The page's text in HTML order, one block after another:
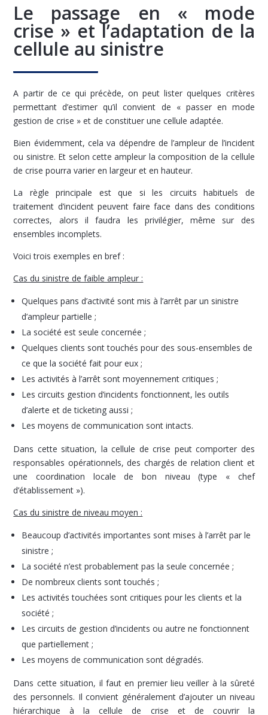
Le passage en « mode
crise » et l’adaptation de la
cellule au sinistre
A partir de ce qui précède, on peut lister quelques critères
permettant d’estimer qu’il convient de « passer en mode
gestion de crise » et de constituer une cellule adaptée.
Bien évidemment, cela va dépendre de l’ampleur de l’incident
ou sinistre. Et selon cette ampleur la composition de la cellule
de crise pourra varier en largeur et en hauteur.
La règle principale est que si les circuits habituels de
traitement d’incident peuvent faire face dans des conditions
correctes, alors il faudra les privilégier, même sur des
ensembles incomplets.
Voici trois exemples en bref :
Cas du sinistre de faible ampleur :
Quelques pans d’activité sont mis à l’arrêt par un sinistre
d’ampleur partielle ;
La société est seule concernée ;
Quelques clients sont touchés pour des sous-ensembles de
ce que la société fait pour eux ;
Les activités à l’arrêt sont moyennement critiques ;
Les circuits gestion d’incidents fonctionnent, les outils
d’alerte et de ticketing aussi ;
Les moyens de communication sont intacts.
Dans cette situation, la cellule de crise peut comporter des
responsables opérationnels, des chargés de relation client et
une coordination locale de bon niveau (type « chef
d’établissement »).
Cas du sinistre de niveau moyen :
Beaucoup d’activités importantes sont mises à l’arrêt par le
sinistre ;
La société n’est probablement pas la seule concernée ;
De nombreux clients sont touchés ;
Les activités touchées sont critiques pour les clients et la
société ;
Les circuits de gestion d’incidents ou autre ne fonctionnent
que partiellement ;
Les moyens de communication sont dégradés.
Dans cette situation, il faut en premier lieu veiller à la sûreté
des personnels. Il convient généralement d’ajouter un niveau
hiérarchique à la cellule de crise et de couvrir la